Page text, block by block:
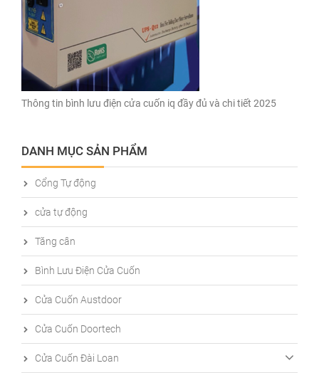
Thông tin bình lưu điện cửa cuốn iq đầy đủ và chi tiết 2025
DANH MỤC SẢN PHẨM
Cổng Tự động
cửa tự động
Tăng cân
Bình Lưu Điện Cửa Cuốn
Cửa Cuốn Austdoor
Cửa Cuốn Doortech
Cửa Cuốn Đài Loan